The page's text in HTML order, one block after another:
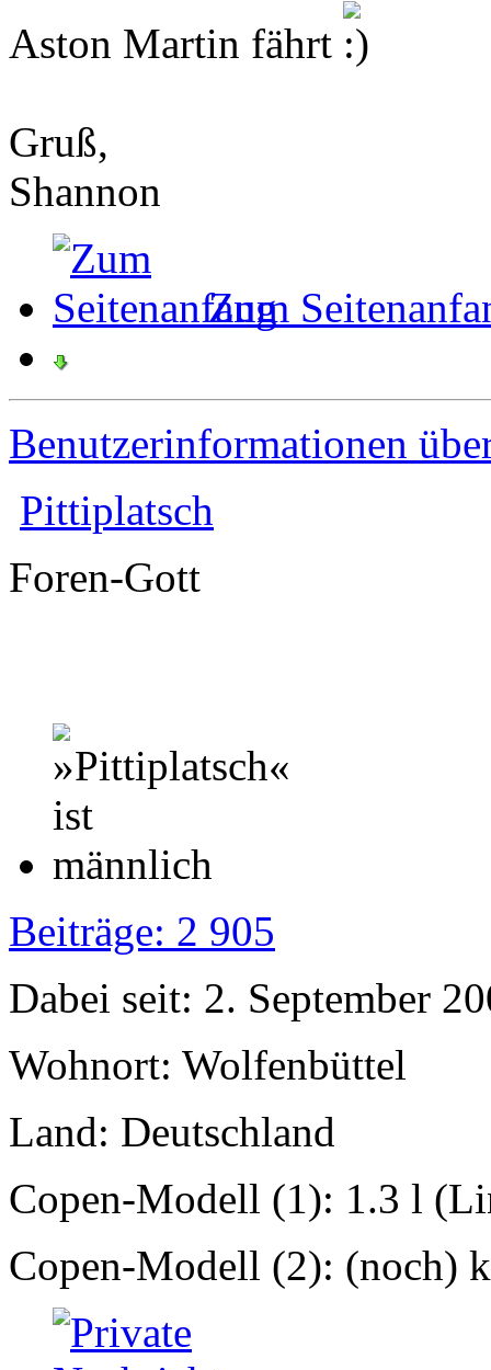
Aston Martin fährt
Gruß,
Shannon
Zum
Benutzerinformationen
Pittiplatsch
Foren-Gott
Beiträge: 2 905
Dabei seit: 2. September
Wohnort: Wolfenbüttel
Land: Deutschland
Copen-Modell (1): 1.3 l
Copen-Modell (2): (noch)